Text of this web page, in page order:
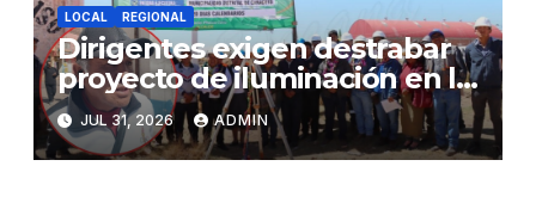
LOCAL REGIONAL
Dirigentes exigen destrabar
proyecto de iluminación en la
salida a Puno y alertan por
demora que pone en riesgo a
conductores
JUL 31, 2026 ADMIN